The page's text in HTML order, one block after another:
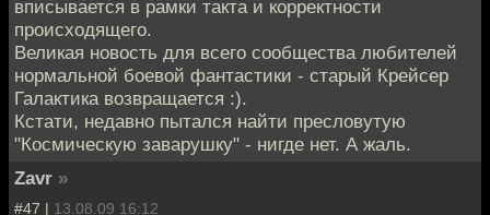
вписывается в рамки такта и корректности
происходящего.
Великая новость для всего сообщества любителей
нормальной боевой фантастики - старый Крейсер
Галактика возвращается :).
Кстати, недавно пытался найти пресловутую
"Космическую заварушку" - нигде нет. А жаль.
Zavr »
#47 | 13.08.09 16:12